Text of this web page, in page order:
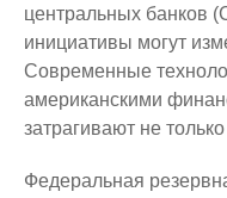
центральных банков
инициативы могут
Современные
американскими
затрагивают не
Федеральная